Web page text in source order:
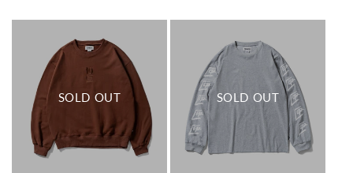
価
価